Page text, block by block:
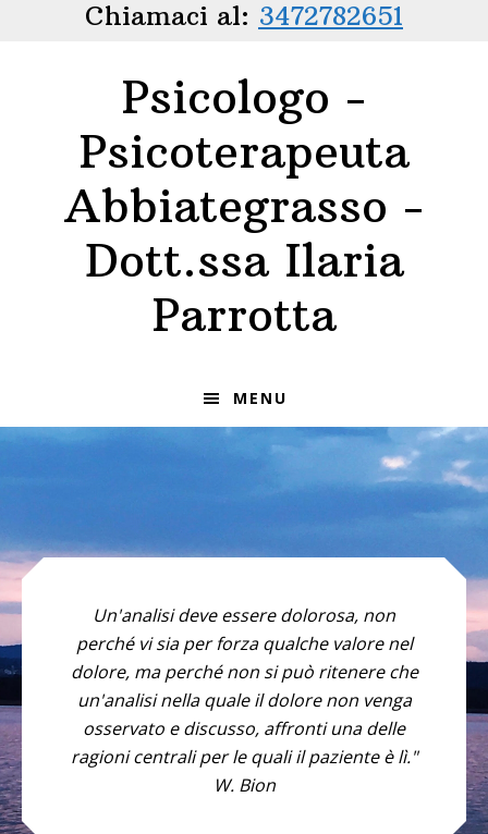
Chiamaci al: 3472782651
Psicologo -
Psicoterapeuta
Abbiategrasso -
Dott.ssa Ilaria
Parrotta
MENU
Main Content
Un'analisi deve essere dolorosa, non
perché vi sia per forza qualche valore nel
dolore, ma perché non si può ritenere che
un'analisi nella quale il dolore non venga
osservato e discusso, affronti una delle
ragioni centrali per le quali il paziente è lì."
W. Bion